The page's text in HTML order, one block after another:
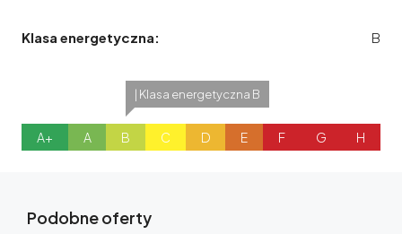
Klasa energetyczna: B
A+ A
| Klasa energetyczna B
B C D E F G H
Podobne oferty